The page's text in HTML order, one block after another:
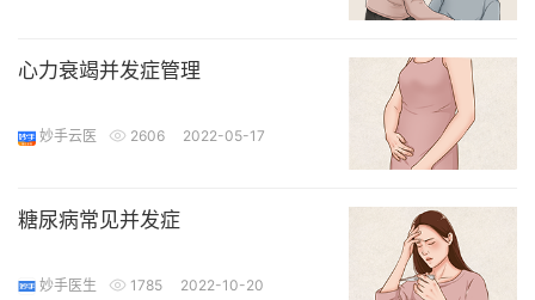
心力衰竭并发症管理
妙手云医 2606 2022-05-17
糖尿病常见并发症
妙手医生 1785 2022-10-20